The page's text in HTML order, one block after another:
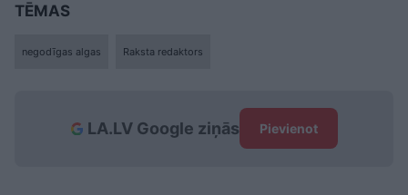
TĒMAS
negodīgas algas Raksta redaktors
LA.LV Google ziņās Pievienot